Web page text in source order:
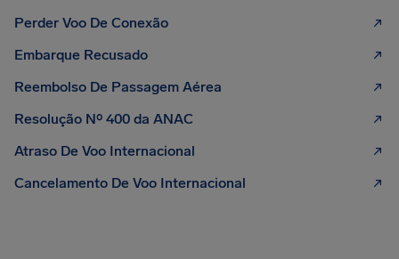
Perder Voo De Conexão
Embarque Recusado
Reembolso De Passagem Aérea
Resolução Nº 400 da ANAC
Atraso De Voo Internacional
Cancelamento De Voo Internacional